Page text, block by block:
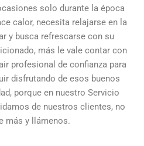
solo durante la época
calor, necesita relajarse en la
y busca refrescarse con su
más le vale contar con
profesional de confianza para
disfrutando de esos buenos
porque en nuestro Servicio
de nuestros clientes, no
más y llámenos.